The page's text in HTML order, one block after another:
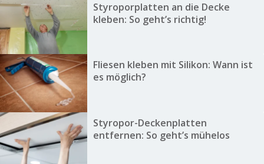
Styroporplatten an die Decke
kleben: So geht’s richtig!
Fliesen kleben mit Silikon: Wann ist
es möglich?
Styropor-Deckenplatten
entfernen: So geht’s mühelos